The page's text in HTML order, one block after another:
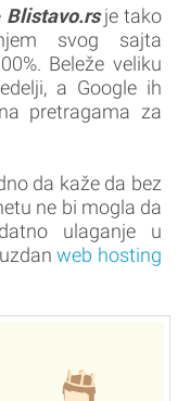
Blistavo.rsje tako
svog sajta
Beleže veliku
a Google ih
pretragama za
da kaže da bez
ne bi mogla da
ulaganje u
web hosting